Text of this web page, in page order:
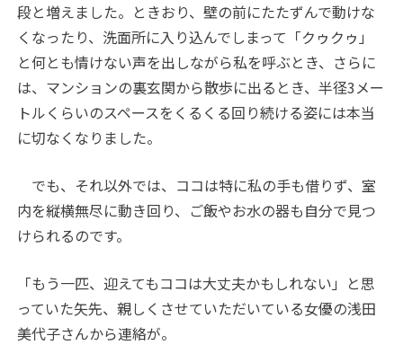
段と増えました。ときおり、壁の前にたたずんで動けな
くなったり、洗面所に入り込んでしまって「クゥクゥ」
と何とも情けない声を出しながら私を呼ぶとき、さらに
は、マンションの裏玄関から散歩に出るとき、半径3メー
トルくらいのスペースをくるくる回り続ける姿には本当
に切なくなりました。
でも、それ以外では、ココは特に私の手も借りず、室
内を縦横無尽に動き回り、ご飯やお水の器も自分で見つ
けられるのです。
「もう一匹、迎えてもココは大丈夫かもしれない」と思
っていた矢先、親しくさせていただいている女優の浅田
美代子さんから連絡が。